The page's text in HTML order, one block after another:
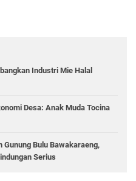
Industri Mie Halal
Desa: Anak Muda Tocina
Gunung Bulu Bawakaraeng,
Serius